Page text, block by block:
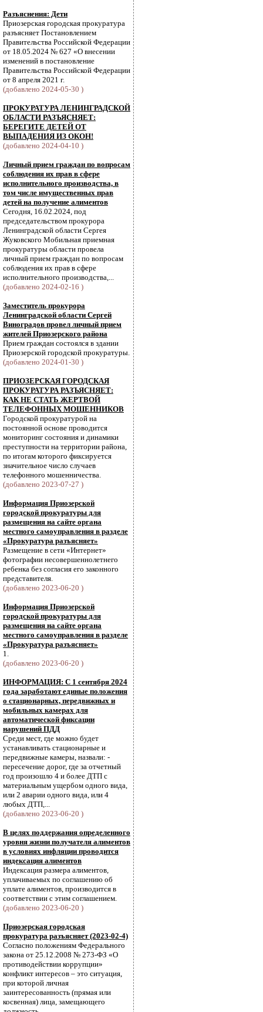
Разъяснения: Дети
Приозерская городская прокуратура
разъясняет Постановлением
Правительства Российской Федерации
от 18.05.2024 № 627 «О внесении
изменений в постановление
Правительства Российской Федерации
от 8 апреля 2021 г.
(добавлено 2024-05-30 )
ПРОКУРАТУРА ЛЕНИНГРАДСКОЙ
ОБЛАСТИ РАЗЪЯСНЯЕТ:
БЕРЕГИТЕ ДЕТЕЙ ОТ
ВЫПАДЕНИЯ ИЗ ОКОН!
(добавлено 2024-04-10 )
Личный прием граждан по вопросам
соблюдения их прав в сфере
исполнительного производства, в
том числе имущественных прав
детей на получение алиментов
Сегодня, 16.02.2024, под
председательством прокурора
Ленинградской области Сергея
Жуковского Мобильная приемная
прокуратуры области провела
личный прием граждан по вопросам
соблюдения их прав в сфере
исполнительного производства,...
(добавлено 2024-02-16 )
Заместитель прокурора
Ленинградской области Сергей
Виноградов провел личный прием
жителей Приозерского района
Прием граждан состоялся в здании
Приозерской городской прокуратуры.
(добавлено 2024-01-30 )
ПРИОЗЕРСКАЯ ГОРОДСКАЯ
ПРОКУРАТУРА РАЗЪЯСНЯЕТ:
КАК НЕ СТАТЬ ЖЕРТВОЙ
ТЕЛЕФОННЫХ МОШЕННИКОВ
Городской прокуратурой на
постоянной основе проводится
мониторинг состояния и динамики
преступности на территории района,
по итогам которого фиксируется
значительное число случаев
телефонного мошенничества.
(добавлено 2023-07-27 )
Информация Приозерской
городской прокуратуры для
размещения на сайте органа
местного самоуправления в разделе
«Прокуратура разъясняет»
Размещение в сети «Интернет»
фотографии несовершеннолетнего
ребенка без согласия его законного
представителя.
(добавлено 2023-06-20 )
Информация Приозерской
городской прокуратуры для
размещения на сайте органа
местного самоуправления в разделе
«Прокуратура разъясняет»
1.
(добавлено 2023-06-20 )
ИНФОРМАЦИЯ: С 1 сентября 2024
года заработают единые положения
о стационарных, передвижных и
мобильных камерах для
автоматической фиксации
нарушений ПДД
Среди мест, где можно будет
устанавливать стационарные и
передвижные камеры, назвали: -
пересечение дорог, где за отчетный
год произошло 4 и более ДТП с
материальным ущербом одного вида,
или 2 аварии одного вида, или 4
любых ДТП,...
(добавлено 2023-06-20 )
В целях поддержания определенного
уровня жизни получателя алиментов
в условиях инфляции проводится
индексация алиментов
Индексация размера алиментов,
уплачиваемых по соглашению об
уплате алиментов, производится в
соответствии с этим соглашением.
(добавлено 2023-06-20 )
Приозерская городская
прокуратура разъясняет (2023-02-4)
Согласно положениям Федерального
закона от 25.12.2008 № 273-ФЗ «О
противодействии коррупции»
конфликт интересов – это ситуация,
при которой личная
заинтересованность (прямая или
косвенная) лица, замещающего